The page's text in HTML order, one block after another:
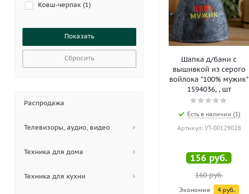
Шапка д/бани с
вышивкой из серого
войлока "100% мужик"
1594036, , шт
Есть в наличии (1)
Артикул: УТ-00129028
156 руб.
160руб.
Экономия 4руб.
Ковш-черпак (1)
Масло (10)
Набор (18)
Подушка (
Полочка (1)
Сбросить
Распродажа
Телевизоры, аудио, видео
Техника для дома
Техника для кухни